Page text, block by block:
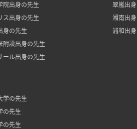
院出身の先生
ス出身の先生
身の先生
附設出身の先生
ール出身の先生
翠嵐出
湘南出
浦和出
学の先生
の先生
の先生